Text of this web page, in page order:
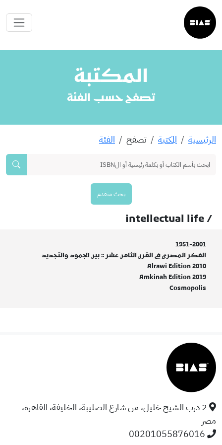
المكتبة
تصفح حسب الفئة
الرئيسية المكتبة تصفح الفئة
بحث متقدم
/ intellectual life
1951-2001
الفكر المصري في القرن الثامن عشر :: بين الجمود والتجديد
Alrawi Edition 2010
Amkinah Edition 2019
Cosmopolis
2 درب الشيخ خليل، من شارع الصليبة، الخليفة، القاهرة،
مصر